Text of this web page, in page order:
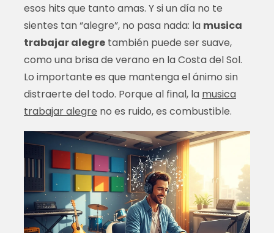
esos hits que tanto amas. Y si un día no te
sientes tan “alegre”, no pasa nada: la musica
trabajar alegretambién puede ser suave,
como una brisa de verano en la Costa del Sol.
Lo importante es que mantenga el ánimo sin
distraerte del todo. Porque al final, la musica
trabajar alegre no es ruido, es combustible.